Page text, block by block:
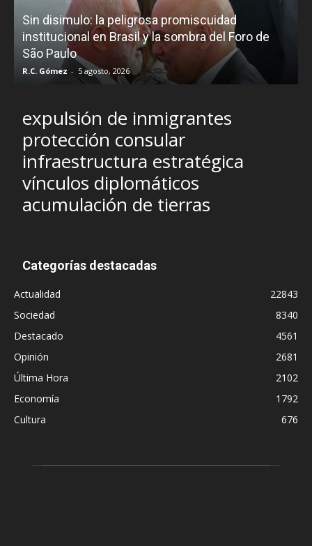
Sin disimulo: la peligrosa promiscuidad
institucional en Brasil y la sombra del Foro de
São Paulo
R.C. Gómez - 5 agosto, 2026
expulsión de inmigrantes
protección consular
infraestructura estratégica
vínculos diplomáticos
acumulación de tierras
Categorías destacadas
Actualidad
22843
Sociedad
8340
Destacado
4561
Opinión
2681
Última Hora
2102
Economía
1792
Cultura
676